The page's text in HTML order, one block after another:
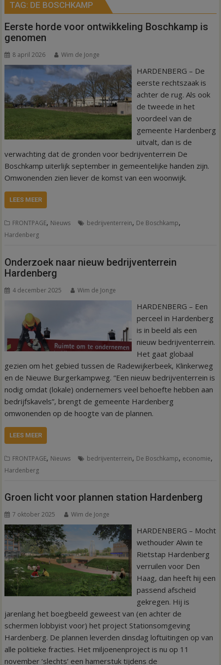
TAG: DE BOSCHKAMP
Eerste horde voor ontwikkeling Boschkamp is
genomen
8 april 2026 Wim de Jonge
HARDENBERG – De
eerste rechtszaak is
achter de rug. Als ook
de tweede in het
voordeel van de
gemeente Hardenberg
uitvalt, dan is de
verwachting dat de gronden voor bedrijventerrein De
Boschkamp uiterlijk september in gemeentelijke handen zijn.
Omwonenden zien liever de komst van een woonwijk.
LEES MEER
FRONTPAGE, Nieuws bedrijventerrein, De Boschkamp,
Hardenberg
Onderzoek naar nieuw bedrijventerrein
Hardenberg
4 december 2025 Wim de Jonge
HARDENBERG – Een
perceel in Hardenberg
is in beeld als een
nieuw bedrijventerrein.
Het gaat globaal
gezien om het gebied tussen de Radewijkerbeek, Klinkerweg
en de Nieuwe Burgerkampweg. “Een nieuw bedrijventerrein is
nodig omdat (lokale) ondernemers veel behoefte hebben aan
bedrijfskavels”, brengt de gemeente Hardenberg
omwonenden op de hoogte van de plannen.
LEES MEER
FRONTPAGE, Nieuws bedrijventerrein, De Boschkamp, economie,
Hardenberg
Groen licht voor plannen station Hardenberg
7 oktober 2025 Wim de Jonge
HARDENBERG – Mocht
wethouder Alwin te
Rietstap Hardenberg
verruilen voor Den
Haag, dan heeft hij een
passend afscheid
gekregen. Hij is
jarenlang het boegbeeld geweest van (en achter de
schermen lobbyist voor) het project Stationsomgeving
Hardenberg. De plannen leverden dinsdag loftuitingen op van
alle politieke fracties. Het miljoenenproject is nu op 11
november ‘slechts’ een hamerstuk tijdens de